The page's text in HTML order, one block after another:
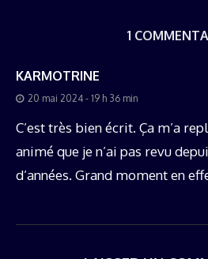
1
KARMOTRINE
20 mai 2024 - 19 h 36 min
C’est très bien écrit. Ça m’a
animé que je n’ai pas revu
d’années. Grand moment en